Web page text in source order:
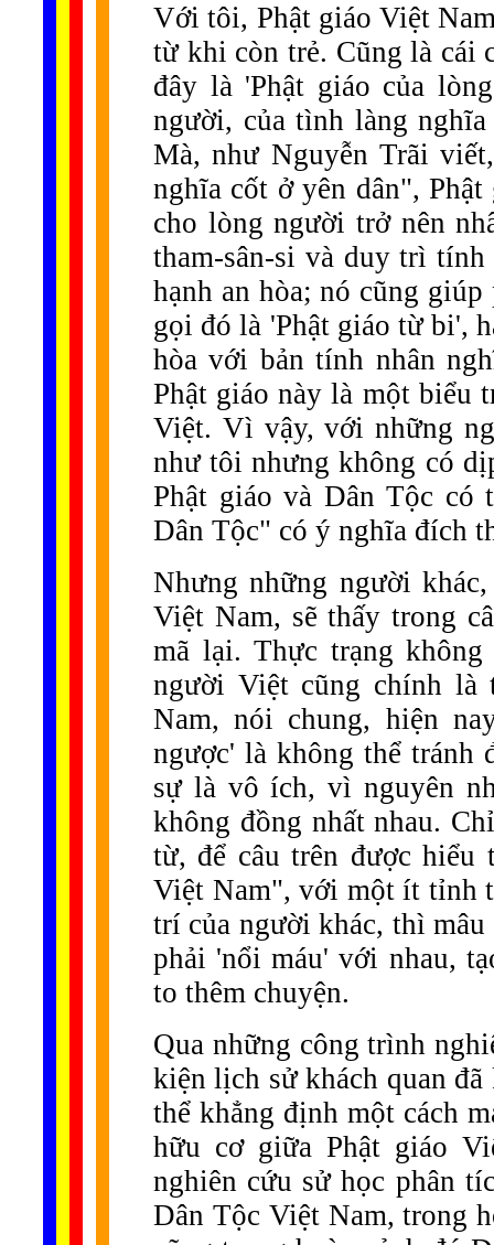
Với tôi, Phật giáo Việt
từ khi còn trẻ. Cũng là cái
đây là 'Phật giáo của
người, của tình làng
Mà, như Nguyễn Trãi
nghĩa cốt ở yên dân",
cho lòng người trở nên
tham-sân-si và duy trì
hạnh an hòa; nó cũng
gọi đó là 'Phật giáo từ bi',
hòa với bản tính nhân
Phật giáo này là một biểu
Việt. Vì vậy, với những
như tôi nhưng không có
Phật giáo và Dân Tộc có
Dân Tộc" có ý nghĩa đích
Nhưng những người
Việt Nam, sẽ thấy trong
mã lại. Thực trạng
người Việt cũng chính là
Nam, nói chung, hiện
ngược' là không thể tránh
sự là vô ích, vì nguyên
không đồng nhất nhau.
từ, để câu trên được hiểu
Việt Nam", với một ít tỉnh
trí của người khác, thì
phải 'nổi máu' với nhau,
to thêm chuyện.
Qua những công trình
kiện lịch sử khách quan
thể khẳng định một cách
hữu cơ giữa Phật giáo
nghiên cứu sử học phân
Dân Tộc Việt Nam, trong